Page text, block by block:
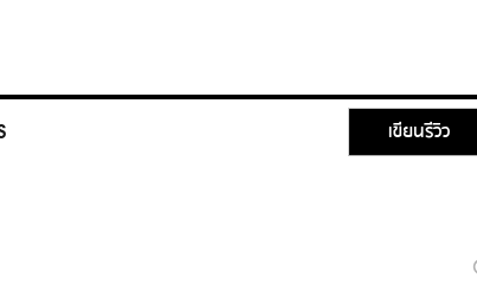
เขียนรีวิว